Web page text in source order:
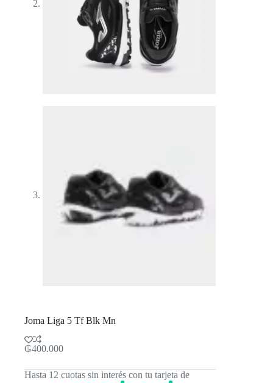
Joma Liga 5 Tf Blk Mn
₲400.000
Hasta 12 cuotas sin interés con tu tarjeta de